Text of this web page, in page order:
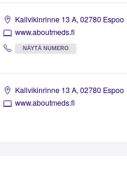
Kallvikinrinne 13 A, 02780 Espoo
www.aboutmeds.fi
NÄYTÄ NUMERO
Kallvikinrinne 13 A, 02780 Espoo
www.aboutmeds.fi